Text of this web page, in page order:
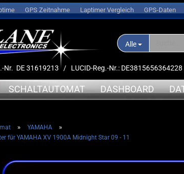
GPS Zeitnahme Laptimer Vergleich GPS-Daten
Alle
Nr. DE 31619213 / LUCID-Reg.-Nr.:
➤ Datenlogger
➤ Sensoren
SCHALTAUTOMAT DASHBOARD
» YAMAHA »
für YAMAHA XV 1900A Midnight Star 09 - 11